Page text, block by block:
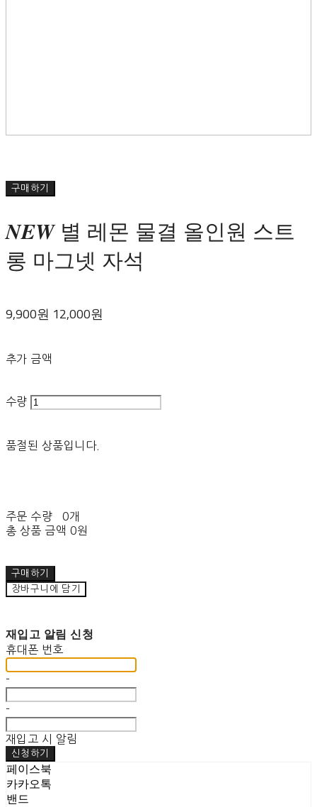
구매하기
𝑵𝑬𝑾 별 레몬 물결 올인원 스트
롱 마그넷 자석
9,900원 12,000원
추가 금액
수량
품절된 상품입니다.
주문 수량
0개
총 상품 금액 0원
구매하기
장바구니에 담기
재입고 알림 신청
휴대폰 번호
-
-
재입고 시 알림
신청하기
페이스북
카카오톡
밴드